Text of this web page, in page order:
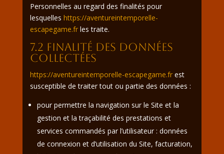
Personnelles au regard des finalités pour
lesquelles https://aventureintemporelle-
escapegame.frles traite.
7.2 Finalité des données
collectées
https://aventureintemporelle-escapegame.frest
susceptible de traiter tout ou partie des données :
pour permettre la navigation sur le Site et la
gestion et la traçabilité des prestations et
services commandés par l’utilisateur : données
de connexion et d’utilisation du Site, facturation,